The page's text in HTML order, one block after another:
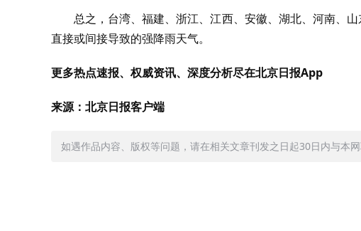
总之，台湾、福建、浙江、江西、安徽、湖北、河南、
直接或间接导致的强降雨天气。
更多热点速报、权威资讯、深度分析尽在北京日报App
来源：北京日报客户端
如遇作品内容、版权等问题，请在相关文章刊发之日起30日内与本